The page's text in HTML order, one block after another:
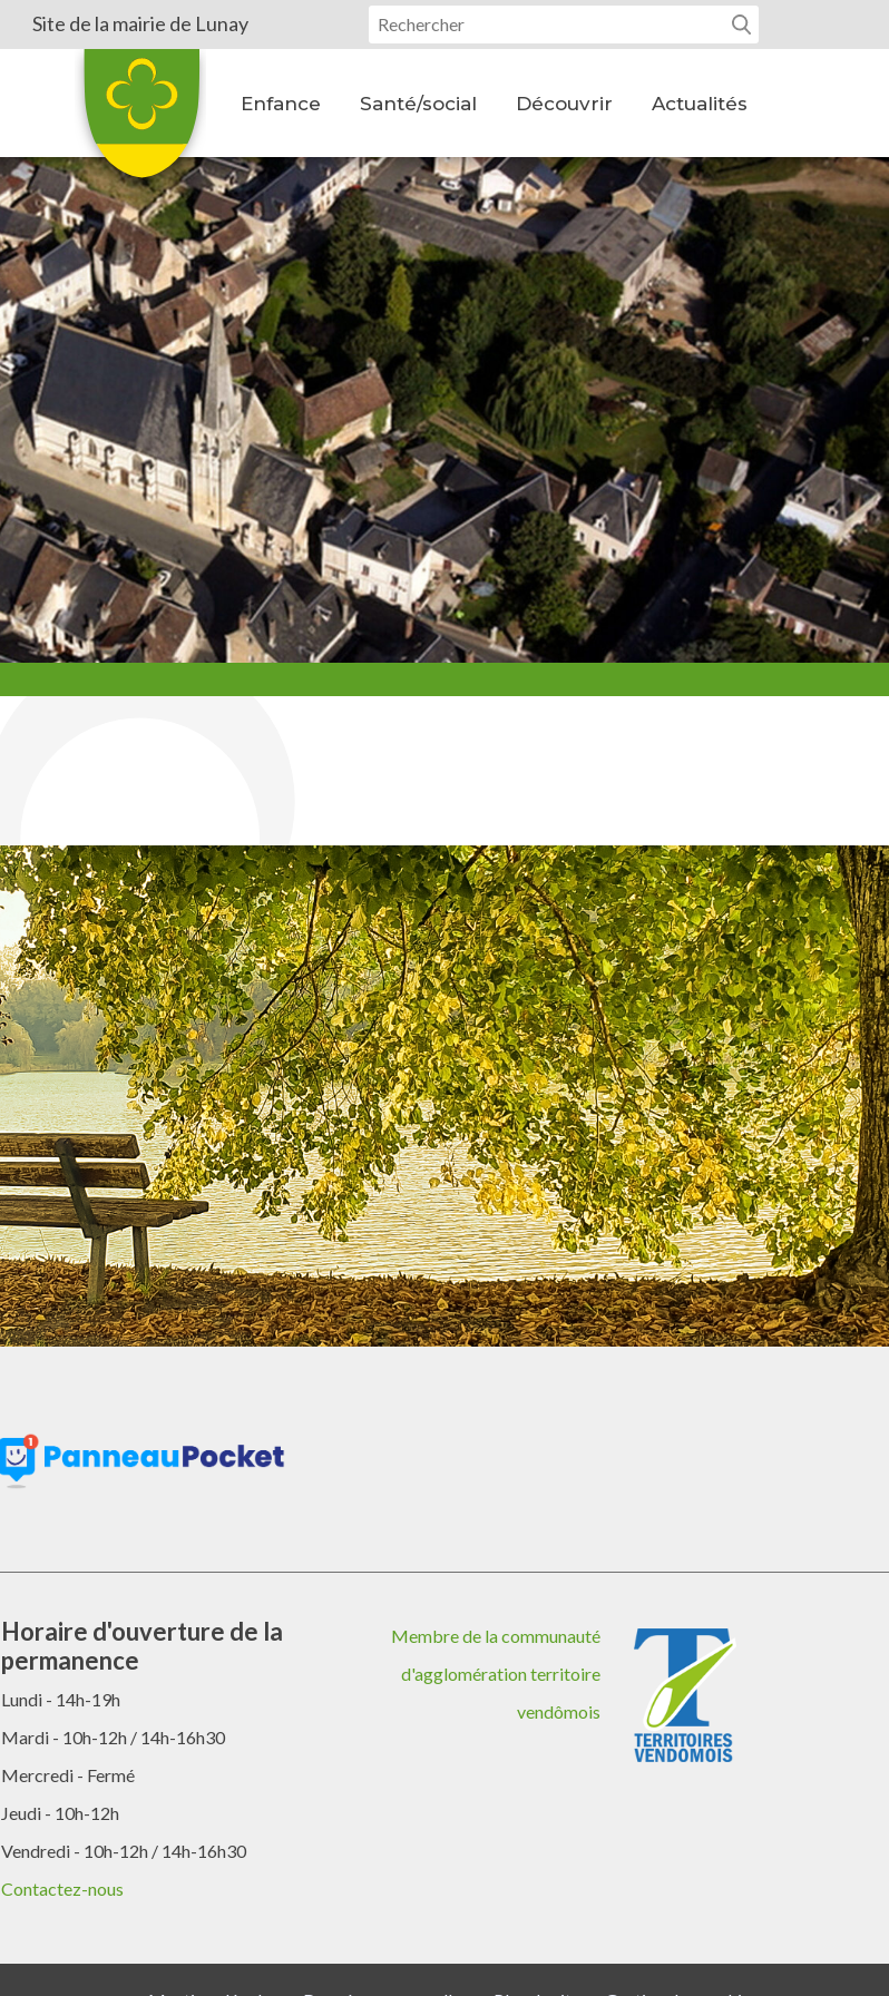
Site de la mairie de Lunay Votre recherche :
Enfance Santé/social Découvrir Actualités
Horaire d'ouverture de la
permanence
Lundi - 14h-19h
Mardi - 10h-12h / 14h-16h30
Mercredi - Fermé
Jeudi - 10h-12h
Vendredi - 10h-12h / 14h-16h30
Contactez-nous
Membre de la communauté
d'agglomération territoire
vendômois